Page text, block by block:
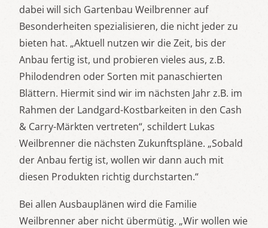
dabei will sich Gartenbau Weilbrenner auf
Besonderheiten spezialisieren, die nicht jeder zu
bieten hat. „Aktuell nutzen wir die Zeit, bis der
Anbau fertig ist, und probieren vieles aus, z.B.
Philodendren oder Sorten mit panaschierten
Blättern. Hiermit sind wir im nächsten Jahr z.B. im
Rahmen der Landgard-Kostbarkeiten in den Cash
& Carry-Märkten vertreten“, schildert Lukas
Weilbrenner die nächsten Zukunftspläne. „Sobald
der Anbau fertig ist, wollen wir dann auch mit
diesen Produkten richtig durchstarten.“
Bei allen Ausbauplänen wird die Familie
Weilbrenner aber nicht übermütig. „Wir wollen wie